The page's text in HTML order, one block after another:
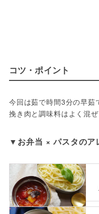
コツ・ポイント
今回は茹で時間3分の早茹
挽き肉と調味料はよく混
▼お弁当 × パスタのア